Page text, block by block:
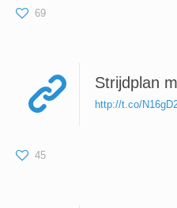
69
Strijdplan
http://t.co/
45